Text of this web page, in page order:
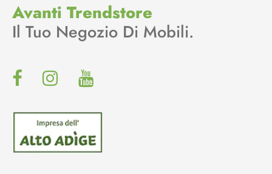
Avanti Trendstore
Il Tuo Negozio Di Mobili.